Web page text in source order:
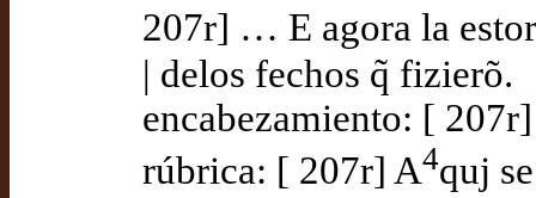
207r] … E agora la
| delos fechos q̃ fizierõ.
encabezamiento: [
rúbrica: [ 207r] A4quj